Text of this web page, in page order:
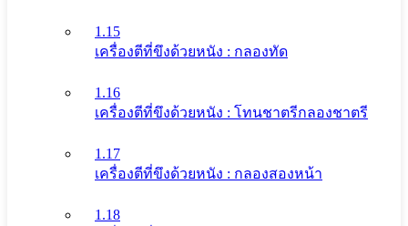
1.15
เครื่องตีที่ขึงด้วยหนัง : กลองทัด
1.16
เครื่องตีที่ขึงด้วยหนัง : โทนชาตรีกลองชาตรี
1.17
เครื่องตีที่ขึงด้วยหนัง : กลองสองหน้า
1.18